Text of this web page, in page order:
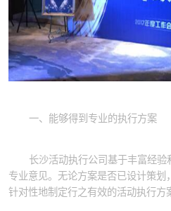
一、能够得到专业的执行方案
长沙活动执行公司基于丰富经
专业意见。无论方案是否已设计策
针对性地制定行之有效的活动执行方